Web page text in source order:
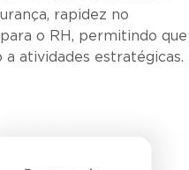
rapidez no
o RH, permitindo que
atividades estratégicas.